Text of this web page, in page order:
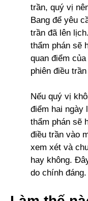
trần, quý vị
Bang để yêu
trần đã lên
thẩm phán sẽ
quan điểm
phiên điều
Nếu quý vị
điểm hai ngày
thẩm phán sẽ
điều trần vào
xem xét và
hay không.
do chính đáng.